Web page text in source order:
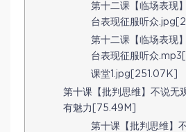
第十二课【临场表现
台表现征服听众
第十二课【临场表现
台表现征服听众
课堂1.jpg[251.07K]
第十课【批判思维】不说无
有魅力[75.49M]
第十课【批判思维】